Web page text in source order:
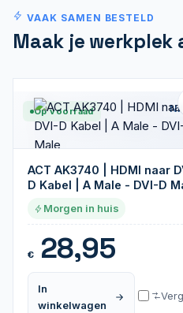
VAAK SAMEN BESTELD
Maak je werkplek
Op voorraad
ACT AK3740 | HDMI naar
D Kabel | A Male - DVI-D
Morgen in huis
€28,95
In
winkelwagen